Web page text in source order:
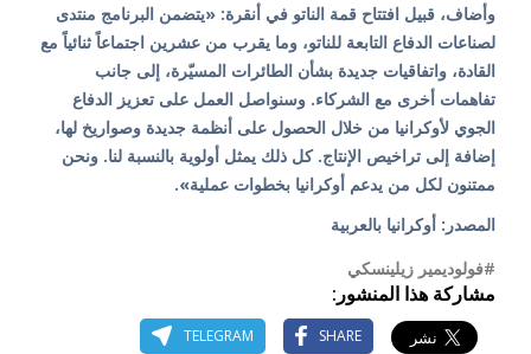
وأضاف، قبيل افتتاح قمة الناتو في أنقرة: «يتضمن البرنامج منتدى
لصناعات الدفاع التابعة للناتو، وما يقرب من عشرين اجتماعاً ثنائياً مع
القادة، واتفاقيات جديدة بشأن الطائرات المسيّرة، إلى جانب
تفاهمات أخرى مع الشركاء. وسنواصل العمل على تعزيز الدفاع
الجوي لأوكرانيا من خلال الحصول على أنظمة جديدة وصواريخ لها،
إضافة إلى تراخيص الإنتاج. كل ذلك يمثل أولوية بالنسبة لنا. ونحن
ممتنون لكل من يدعم أوكرانيا بخطوات عملية».
المصدر: أوكرانيا بالعربية
#فولوديمير زيلينسكي
مشاركة هذا المنشور:
SHARE
TELEGRAM